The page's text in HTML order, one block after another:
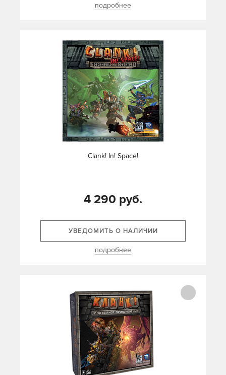
подробнее
Clank! In! Space!
4 290 руб.
УВЕДОМИТЬ О НАЛИЧИИ
подробнее